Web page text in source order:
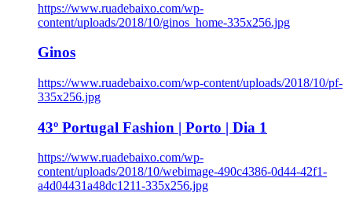
https://www.ruadebaixo.com/wp-
content/uploads/2018/10/ginos_home-335x256.jpg
Ginos
https://www.ruadebaixo.com/wp-content/uploads/2018/10/pf-
335x256.jpg
43º Portugal Fashion | Porto | Dia 1
https://www.ruadebaixo.com/wp-
content/uploads/2018/10/webimage-490c4386-0d44-42f1-
a4d04431a48dc1211-335x256.jpg